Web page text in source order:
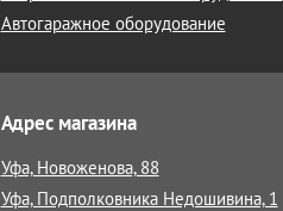
Автогаражное оборудование
Адрес магазина
Уфа, Новоженова, 88
Уфа, Подполковника Недошивина, 1